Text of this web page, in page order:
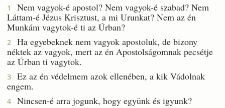
1
Nem vagyok-é apostol? Nem vagyok-é szabad? Nem
Láttam-é Jézus Krisztust, a mi Urunkat? Nem az én
Munkám vagytok-é ti az Úrban?
2
Ha egyebeknek nem vagyok apostoluk, de bizony
néktek az vagyok, mert az én Apostolságomnak pecsétje
az Úrban ti vagytok.
3
Ez az én védelmem azok ellenében, a kik Vádolnak
engem.
4 Nincsen-é arra jogunk, hogy együnk és igyunk?